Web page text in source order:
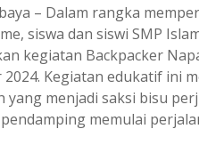
– Dalam rangka
siswa dan siswi SMP
kegiatan Backpacker
2024. Kegiatan edukatif ini
yang menjadi saksi bisu
memulai